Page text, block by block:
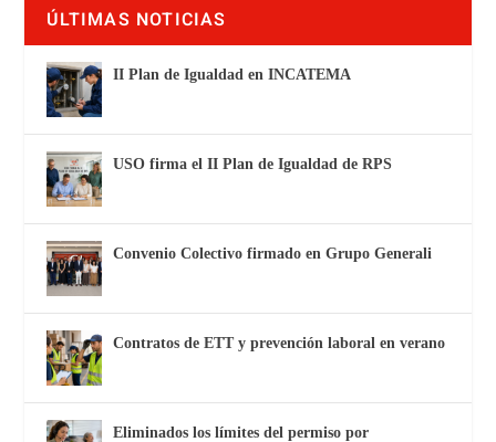
ÚLTIMAS NOTICIAS
II Plan de Igualdad en INCATEMA
USO firma el II Plan de Igualdad de RPS
Convenio Colectivo firmado en Grupo Generali
Contratos de ETT y prevención laboral en verano
Eliminados los límites del permiso por